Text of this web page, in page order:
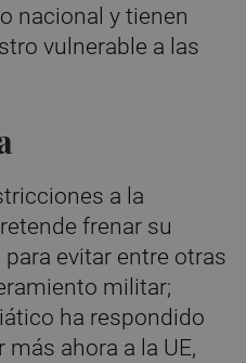
nacional y tienen
vulnerable a las
a la
frenar su
evitar entre otras
militar;
ha respondido
ahora a la UE,